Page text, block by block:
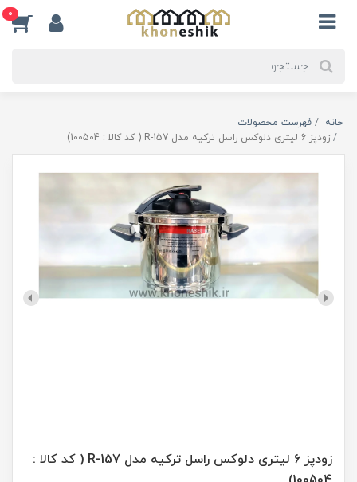
0
خانه
فهرست محصولات
زودپز 6 لیتری دلوکس راسل ترکیه مدل R-157 ( کد کالا : 100504)
زودپز 6 لیتری دلوکس راسل ترکیه مدل R-157 ( کد کالا :